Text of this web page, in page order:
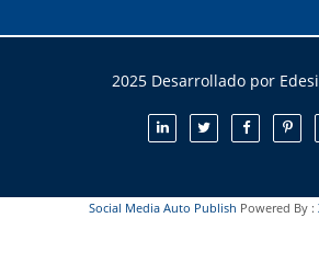
2025 Desarrollado por
Social Media Auto Publish Powered By :